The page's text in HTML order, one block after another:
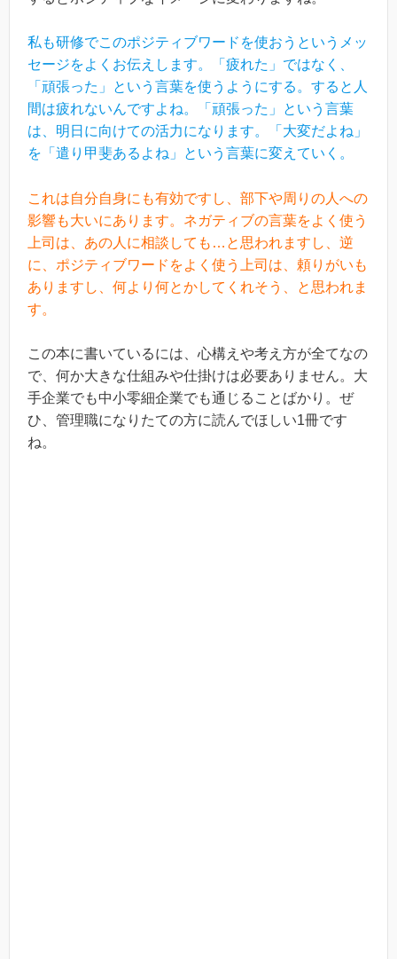
私も研修でこのポジティブワードを使おうというメッ
セージをよくお伝えします。「疲れた」ではなく、
「頑張った」という言葉を使うようにする。すると人
間は疲れないんですよね。「頑張った」という言葉
は、明日に向けての活力になります。「大変だよね」
を「遣り甲斐あるよね」という言葉に変えていく。
これは自分自身にも有効ですし、部下や周りの人への
影響も大いにあります。ネガティブの言葉をよく使う
上司は、あの人に相談しても…と思われますし、逆
に、ポジティブワードをよく使う上司は、頼りがいも
ありますし、何より何とかしてくれそう、と思われま
す。
この本に書いているには、心構えや考え方が全てなの
で、何か大きな仕組みや仕掛けは必要ありません。大
手企業でも中小零細企業でも通じることばかり。ぜ
ひ、管理職になりたての方に読んでほしい1冊です
ね。